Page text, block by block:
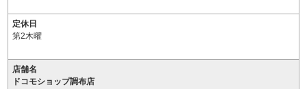
定休日
第2木曜
店舗名
ドコモショップ調布店